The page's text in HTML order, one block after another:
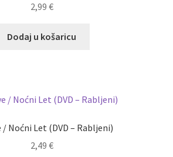
2,99 €
Dodaj u košaricu
/ Noćni Let (DVD – Rabljeni)
2,49 €